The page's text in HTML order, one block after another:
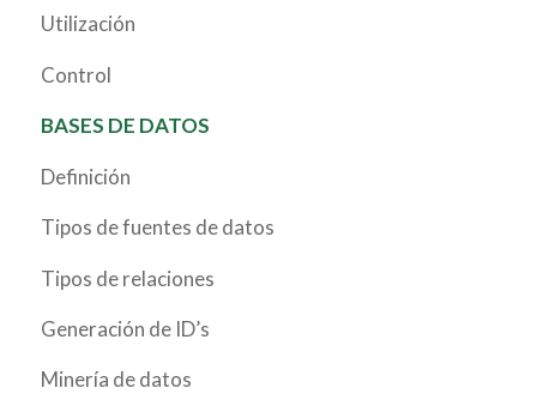
Utilización
Control
BASES DE DATOS
Definición
Tipos de fuentes de datos
Tipos de relaciones
Generación de ID’s
Minería de datos